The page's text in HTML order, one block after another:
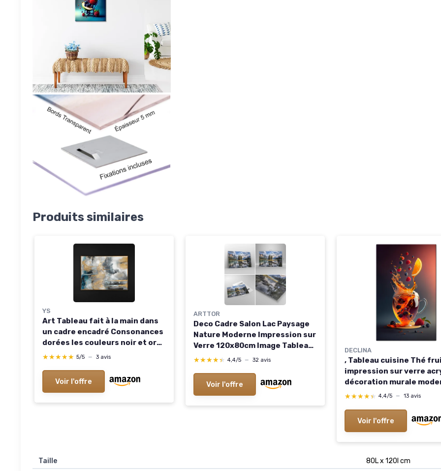
Produits similaires
YS
Art Tableau fait à la main dans
un cadre encadré Consonances
dorées les couleurs noir et or
Peinture abstraite Art
80l cm Harmonies dorées
★★★★★
★★★★★ 5/5 — 3 avis
Voir l'offre
ARTTOR
Deco Cadre Salon Lac Paysage
Nature Moderne Impression sur
Verre 120x80cm Image Tableau
en Verre Decoration Murale
Grand XXL Tableaux Decoratifs
Muraux GAA120x80-4133 120L x
★★★★★
★★★★★ 4,4/5 — 32 avis
Voir l'offre
DECLINA
, Tableau cuisine Thé
impression sur verre
décoration murale
cadre design coloré pour
contemporain 100L x 60l
★★★★★
★★★★★ 4,4/5 — 13 avis
Voir l'offre
Taille
80L x 120l cm